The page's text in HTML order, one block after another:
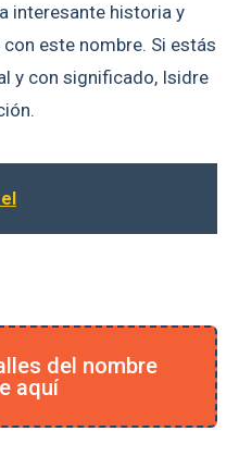
interesante historia y
este nombre. Si estás
y con significado, Isidre
del nombre
aquí